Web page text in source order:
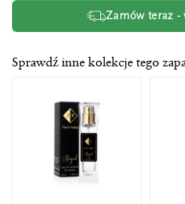
Zamów teraz -
Sprawdź inne kolekcje tego